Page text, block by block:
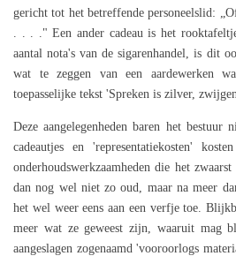
gericht tot het betreffende personeelslid:
. . . ." Een ander cadeau is het
aantal nota's van de sigarenhandel, is dit
wat te zeggen van een aardewerken
toepasselijke tekst 'Spreken is zilver,
Deze aangelegenheden baren het bestuur
cadeautjes en 'representatiekosten'
onderhoudswerkzaamheden die het
dan nog wel niet zo oud, maar na meer
het wel weer eens aan een verfje toe.
meer wat ze geweest zijn, waaruit mag
aangeslagen zogenaamd 'vooroorlogs